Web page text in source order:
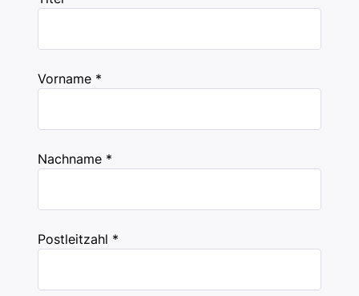
Vorname *
Nachname *
Postleitzahl *